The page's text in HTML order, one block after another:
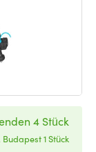
4 Stück
1 Stück